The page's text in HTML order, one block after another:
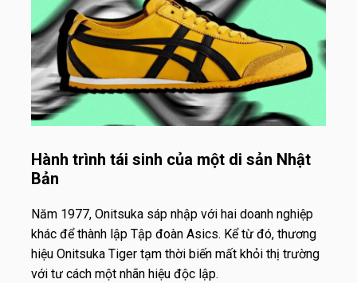
Hành trình tái sinh của một di sản Nhật
Bản
Năm 1977, Onitsuka sáp nhập với hai doanh nghiệp
khác để thành lập Tập đoàn Asics. Kể từ đó, thương
hiệu Onitsuka Tiger tạm thời biến mất khỏi thị trường
với tư cách một nhãn hiệu độc lập.